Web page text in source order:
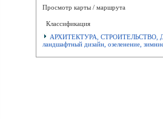
Просмотр карты / маршрута
Классификация
АРХИТЕКТУРА, СТРОИТЕЛЬСТВО,
ландшафтный дизайн, озеленение,